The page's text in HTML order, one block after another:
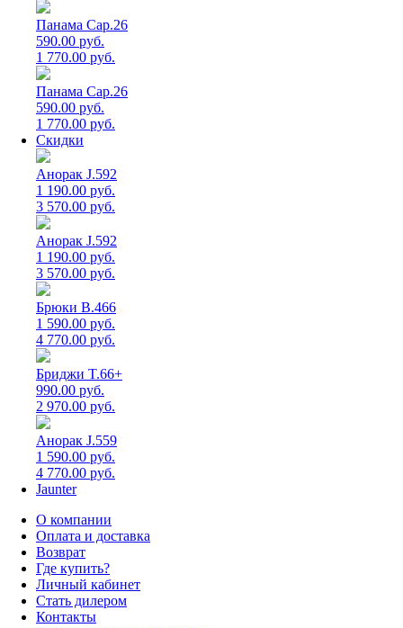
Панама Cap.26
590.00 руб.
1 770.00 руб.
Панама Cap.26
590.00 руб.
1 770.00 руб.
Скидки
Анорак J.592
1 190.00 руб.
3 570.00 руб.
Анорак J.592
1 190.00 руб.
3 570.00 руб.
Брюки B.466
1 590.00 руб.
4 770.00 руб.
Бриджи T.66+
990.00 руб.
2 970.00 руб.
Анорак J.559
1 590.00 руб.
4 770.00 руб.
Jaunter
О компании
Оплата и доставка
Возврат
Где купить?
Личный кабинет
Стать дилером
Контакты